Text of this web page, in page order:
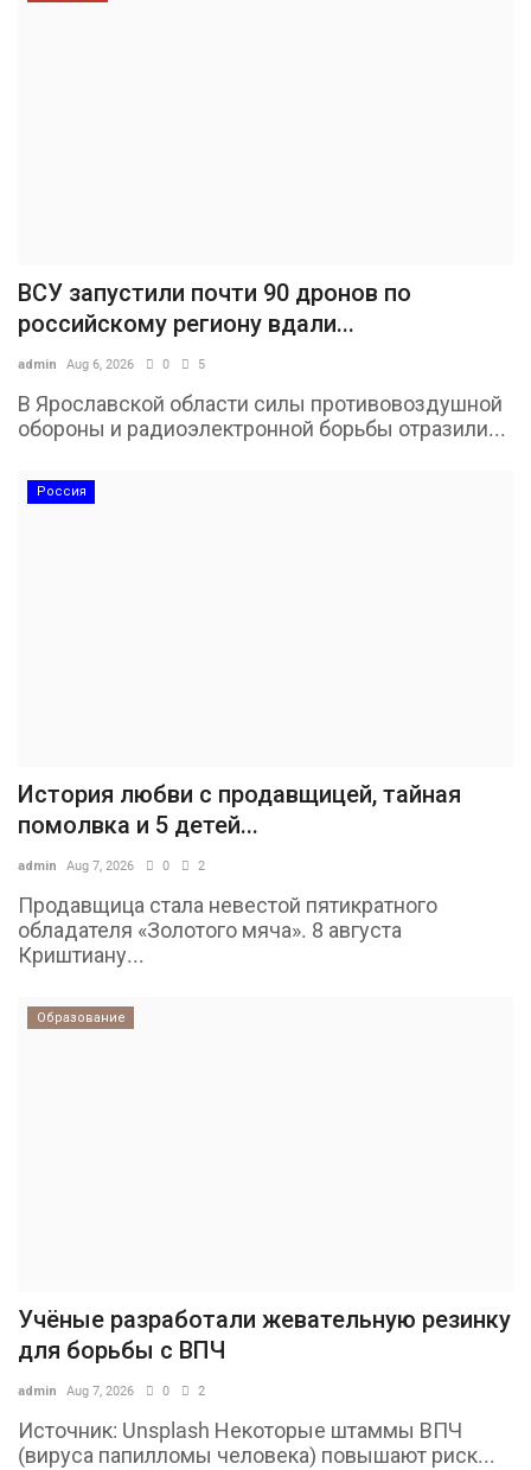
ВСУ запустили почти 90 дронов по
российскому региону вдали...
admin Aug 6, 2026 0 5
В Ярославской области силы противовоздушной
обороны и радиоэлектронной борьбы отразили...
Россия
История любви с продавщицей, тайная
помолвка и 5 детей...
admin Aug 7, 2026 0 2
Продавщица стала невестой пятикратного
обладателя «Золотого мяча». 8 августа
Криштиану...
Образование
Учёные разработали жевательную резинку
для борьбы с ВПЧ
admin Aug 7, 2026 0 2
Источник: Unsplash Некоторые штаммы ВПЧ
(вируса папилломы человека) повышают риск...